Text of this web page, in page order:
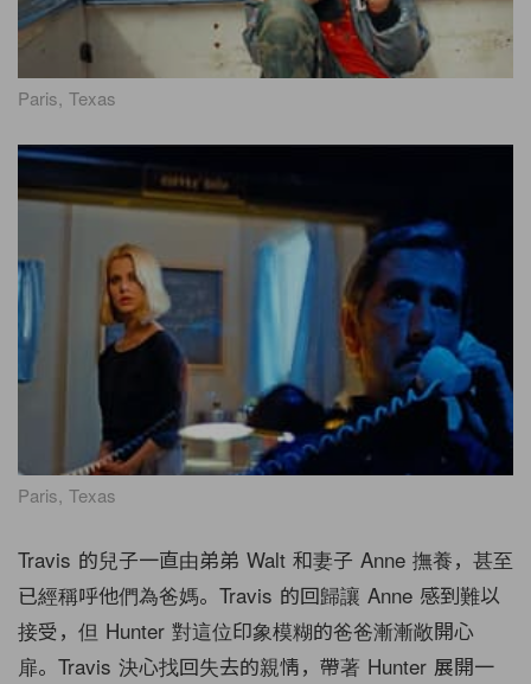
Paris, Texas
Paris, Texas
Travis 的兒子一直由弟弟 Walt 和妻子 Anne 撫養，甚至
已經稱呼他們為爸媽。Travis 的回歸讓 Anne 感到難以
接受，但 Hunter 對這位印象模糊的爸爸漸漸敞開心
扉。Travis 決心找回失去的親情，帶著 Hunter 展開一